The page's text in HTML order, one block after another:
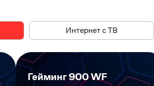
Интернет
Интернет с ТВ
Гейминг 900 WF